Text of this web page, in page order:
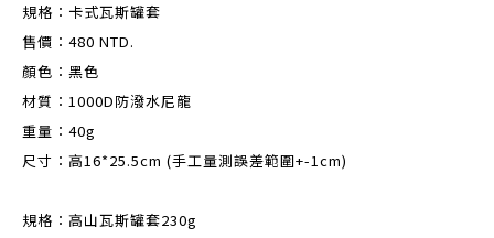
規格：卡式瓦斯罐套
售價：480 NTD.
顏色：黑色
材質：1000D防潑水尼龍
重量：40g
尺寸：高16*25.5cm (手工量測誤差範圍+-1cm)
規格：高山瓦斯罐套230g